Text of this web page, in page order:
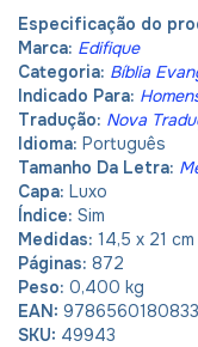
Especificação do
Marca: Edifique
Categoria: Bíblia
Indicado Para:
Tradução: Nova
Idioma: Português
Tamanho Da Letra:
Capa: Luxo
Índice: Sim
Medidas: 14,5 x 21 cm
Páginas: 872
Peso: 0,400 kg
EAN: 9786560180833
SKU: 49943